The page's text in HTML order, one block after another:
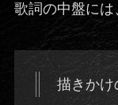
歌詞の中盤には
描きかけ